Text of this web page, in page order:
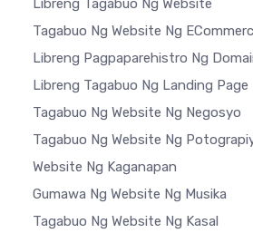
Libreng Tagabuo Ng Website
Tagabuo Ng Website Ng
Libreng Pagpaparehistro Ng
Libreng Tagabuo Ng Landing Page
Tagabuo Ng Website Ng Negosyo
Tagabuo Ng Website Ng
Website Ng Kaganapan
Gumawa Ng Website Ng Musika
Tagabuo Ng Website Ng Kasal